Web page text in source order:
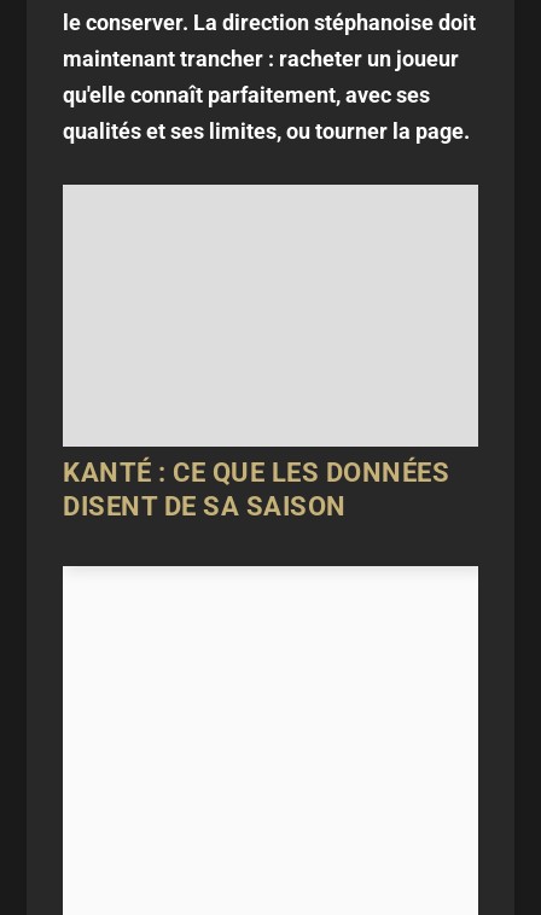
le conserver. La direction stéphanoise doit
maintenant trancher : racheter un joueur
qu'elle connaît parfaitement, avec ses
qualités et ses limites, ou tourner la page.
KANTÉ : CE QUE LES DONNÉES
DISENT DE SA SAISON